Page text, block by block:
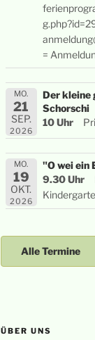
=
MO.
21
SEP.
2026
Der kleine
Schorschi
10 Uhr
MO.
19
OKT.
2026
"O wei ein
9.30 Uhr
Alle Termine
ÜBER UNS